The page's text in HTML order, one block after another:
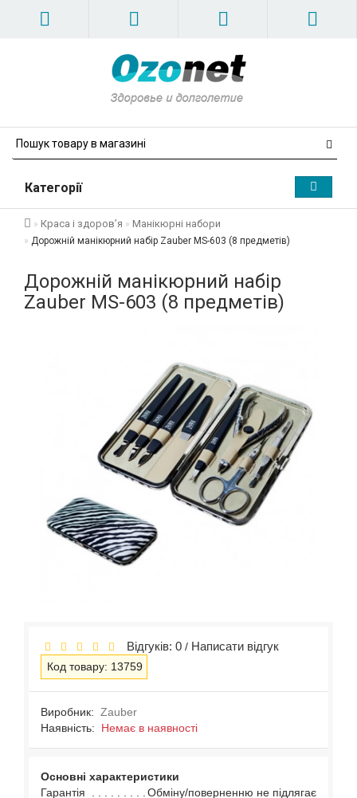
Категорії
Краса і здоров’я Манікюрні набори
Дорожній манікюрний набір Zauber MS-603 (8 предметів)
Дорожній манікюрний набір
Zauber MS-603 (8 предметів)
Відгуків: 0 / Написати відгук
Код товару: 13759
Виробник: Zauber
Наявність: Немає в наявності
Основні характеристики
Гарантія
Обміну/поверненню не підлягає